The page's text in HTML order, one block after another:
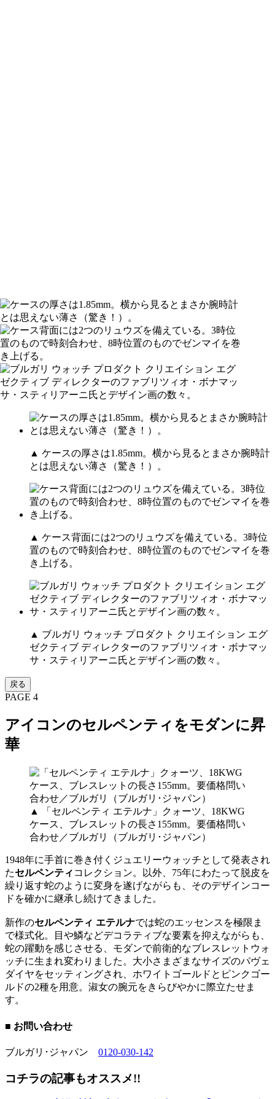
▲ ケースの厚さは1.85mm。横から見るとまさか腕時計
とは思えない薄さ（驚き！）。
▲ ケース背面には2つのリュウズを備えている。3時位
置のもので時刻合わせ、8時位置のものでゼンマイを巻
き上げる。
▲ ブルガリ ウォッチ プロダクト クリエイション エグ
ゼクティブ ディレクターのファブリツィオ・ボナマッ
サ・スティリアーニ氏とデザイン画の数々。
戻る
PAGE 4
アイコンのセルペンティをモダンに昇
華
▲ 「セルペンティ エテルナ」クォーツ、18KWG
ケース、ブレスレットの長さ155mm。要価格問い
合わせ／ブルガリ（ブルガリ･ジャパン）
1948年に手首に巻き付くジュエリーウォッチとして発表され
たセルペンティ コレクション。以外、75年にわたって脱皮を
繰り返す蛇のように変身を遂げながらも、そのデザインコー
ドを確かに継承し続けてきました。
新作のセルペンティ エテルナでは蛇のエッセンスを極限ま
で様式化。目や鱗などデコラティブな要素を抑えながらも、
蛇の躍動を感じさせる、モダンで前衛的なブレスレットウォ
ッチに生まれ変わりました。大小さまざまなサイズのパヴェ
ダイヤをセッティングされ、ホワイトゴールドとピンクゴー
ルドの2種を用意。淑女の腕元をきらびやかに際立たせま
す。
■ お問い合わせ
ブルガリ･ジャパン 0120-030-142
コチラの記事もオススメ!!